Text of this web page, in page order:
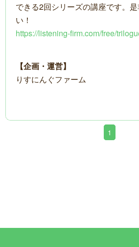
できる2回シリーズの講座です。
い！
https://listening-firm.com/free/
【企画・運営】
りすにんぐファーム
1